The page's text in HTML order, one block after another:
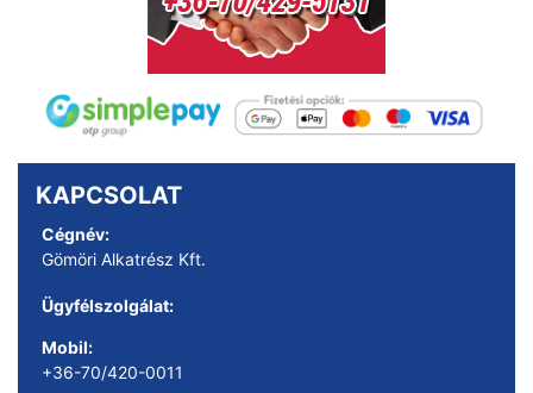
KAPCSOLAT
Cégnév:
Gömöri Alkatrész Kft.
Ügyfélszolgálat:
Mobil:
+36-70/420-0011